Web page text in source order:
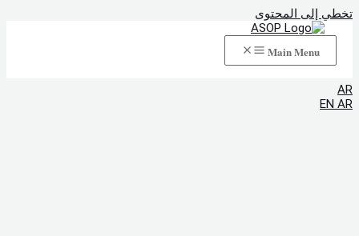
تخطي إلى المحتوى
Main Menu
AR
EN AR